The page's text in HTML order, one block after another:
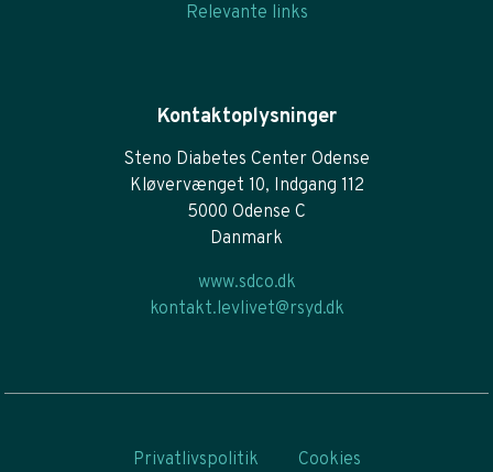
Relevante links
Kontaktoplysninger
Steno Diabetes Center Odense
Kløvervænget 10, Indgang 112
5000 Odense C
Danmark
www.sdco.dk
kontakt.levlivet@rsyd.dk
Privatlivspolitik Cookies